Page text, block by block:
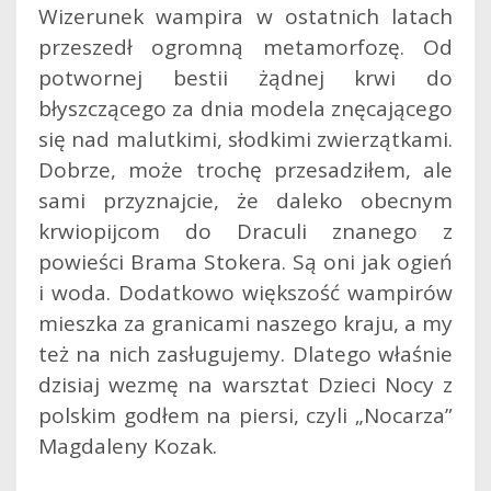
Wizerunek wampira w ostatnich latach
przeszedł ogromną metamorfozę. Od
potwornej bestii żądnej krwi do
błyszczącego za dnia modela znęcającego
się nad malutkimi, słodkimi zwierzątkami.
Dobrze, może trochę przesadziłem, ale
sami przyznajcie, że daleko obecnym
krwiopijcom do Draculi znanego z
powieści Brama Stokera. Są oni jak ogień
i woda. Dodatkowo większość wampirów
mieszka za granicami naszego kraju, a my
też na nich zasługujemy. Dlatego właśnie
dzisiaj wezmę na warsztat Dzieci Nocy z
polskim godłem na piersi, czyli „Nocarza”
Magdaleny Kozak.